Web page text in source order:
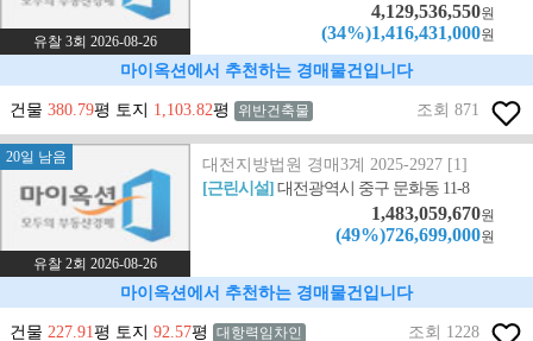
유찰 3회 2026-08-26
4,129,536,550원
(34%)1,416,431,000원
마이옥션에서 추천하는 경매물건입니다
건물 380.79평 토지 1,103.82평 위반건축물 조회 871
20일 남음
유찰 2회 2026-08-26
대전지방법원 경매3계 2025-2927 [1]
[근린시설]대전광역시 중구 문화동 11-8
1,483,059,670원
(49%)726,699,000원
마이옥션에서 추천하는 경매물건입니다
건물 227.91평 토지 92.57평 대항력임차인 조회 1228